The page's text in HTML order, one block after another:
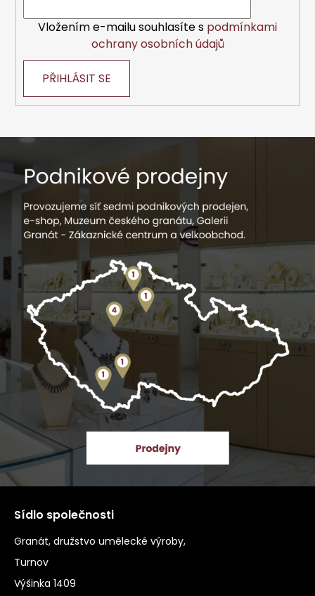
Vložením e-mailu souhlasíte s podmínkami
ochrany osobních údajů
PŘIHLÁSIT SE
Sídlo společnosti
Granát, družstvo umělecké výroby,
Turnov
Výšinka 1409